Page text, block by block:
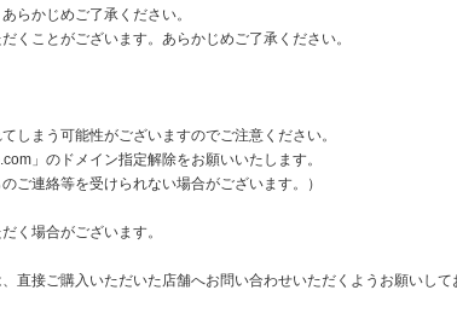
らかじめご了承ください。
ことがございます。あらかじめご了承ください。
しまう可能性がございますのでご注意ください。
」のドメイン指定解除をお願いいたします。
ご連絡等を受けられない場合がございます。）
く場合がございます。
直接ご購入いただいた店舗へお問い合わせいただくようお願いして